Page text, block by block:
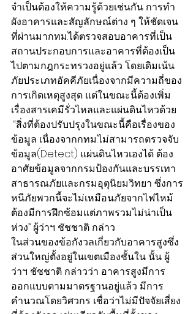
จำเป็นต้องให้ความรู้ด้วยเช่นกัน การทำ
ผังอาคารและสัญลักษณ์ต่าง ๆ ให้ชัดเจน
ที่ผ่านมากทม.ได้ตรวจสอบอาคารที่เป็น
สถานประกอบการและอาคารที่ต้องเป็น
ไปตามกฎกระทรวงอยู่แล้ว โดยเดิมเน้น
ภัยประเภทอัคคีภัยเนื่องจากมีความถี่ของ
การเกิดเหตุสูงสุด แต่ในขณะนี้ต้องเพิ่ม
เรื่องสารเคมีรั่วไหลและแผ่นดินไหวด้วย
ข้อมูล เนื่องจากกทม.ไม่สามารถตรวจจับ
ข้อมูล(Detect) แผ่นดินไหวเองได้ ต้อง
อาศัยข้อมูลจากกรมป้องกันและบรรเทา
สาธารณภัยและกรมอุตุนิยมวิทยา ซึ่งการ
หนีภัยพวกนี้จะไม่เหมือนภัยจากไฟไหม้
ต้องมีการฝึกซ้อมแต่ภาพรวมไม่น่าเป็น
ห่วง” ผู้ว่าฯ ชัชชาติ กล่าว
ในส่วนของข้อกังวลเกี่ยวกับอาคารสูงซึ่ง
ส่วนใหญ่ตั้งอยู่ในเขตเมืองชั้นใน นั้น ผู้
ว่าฯ ชัชชาติ กล่าวว่า อาคารสูงมีการ
ออกแบบตามมาตรฐานอยู่แล้ว มีการ
คำนวณโดยวิศวกร เชื่อว่าไม่มีปัจจัยเสี่ยง